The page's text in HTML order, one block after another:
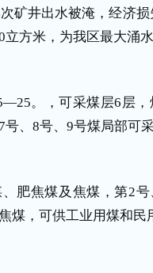
矿井出水被淹，经济
方米，为我区最大涌水
。，可采煤层6层
、8号、9号煤局部可采
肥焦煤及焦煤，第2
煤，可供工业用煤和民